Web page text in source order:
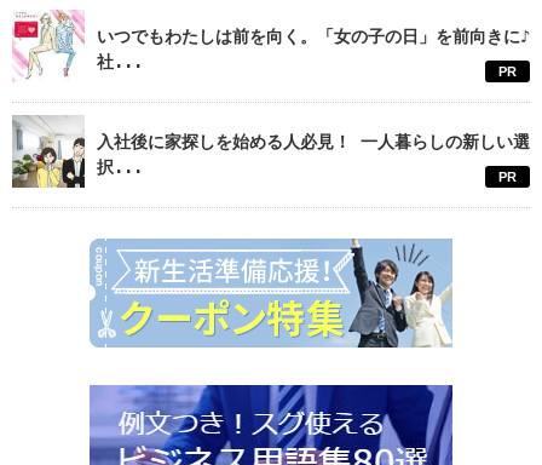
いつでもわたしは前を向く。「女の子の日」を前向きに♪
社...
PR
入社後に家探しを始める人必見！ 一人暮らしの新しい選
択...
PR